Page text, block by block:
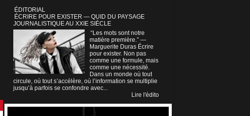
ÉDITORIAL
ÉCRIRE POUR EXISTER — QUID DU PAYSAGE
JOURNALISTIQUE AU XXIE SIÈCLE
“Les mots sont notre
matière première.” —
Marguerite Duras Écrire
pour exister. Non pas
comme une formule, mais
comme une nécessité.
Dans un monde où tout
circule, où tout s’accélère, où l’information se multiplie
jusqu’à parfois se confondre avec...
Lire l'édito